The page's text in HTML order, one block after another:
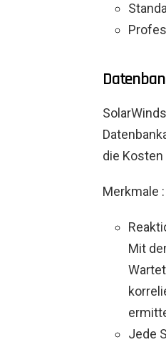
die
Merkmale :
Mit
Jede